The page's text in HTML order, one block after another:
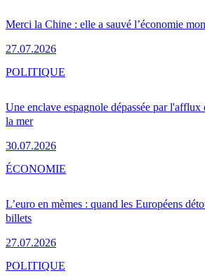
Merci la Chine : elle a sauvé l’économie
27.07.2026
Une enclave espagnole dépassée par
la mer
30.07.2026
POLITIQUE
L’euro en mèmes : quand les Européens
billets
27.07.2026
ÉCONOMIE
POLITIQUE